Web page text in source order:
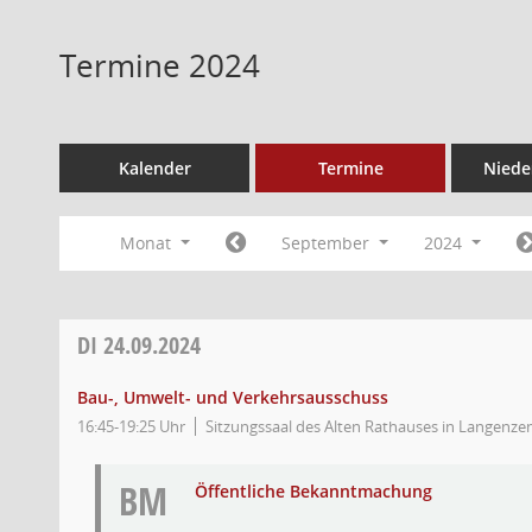
Termine 2024
Kalender Termine
Monat September 2024
DI 24.09.2024
Bau-, Umwelt- und Verkehrsausschuss
16:45-19:25 Uhr Sitzungssaal des Alten Rathauses in
BM Öffentliche Bekanntmachung